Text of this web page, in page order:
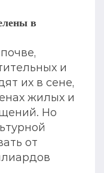
в
и
их в сене,
жилых и
Но
от